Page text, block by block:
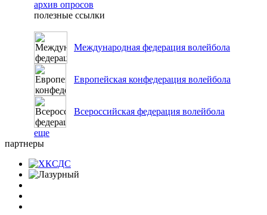
архив опросов
полезные ссылки
Международная федерация волейбола
Европейская конфедерация волейбола
Всероссийская федерация волейбола
еще
партнеры